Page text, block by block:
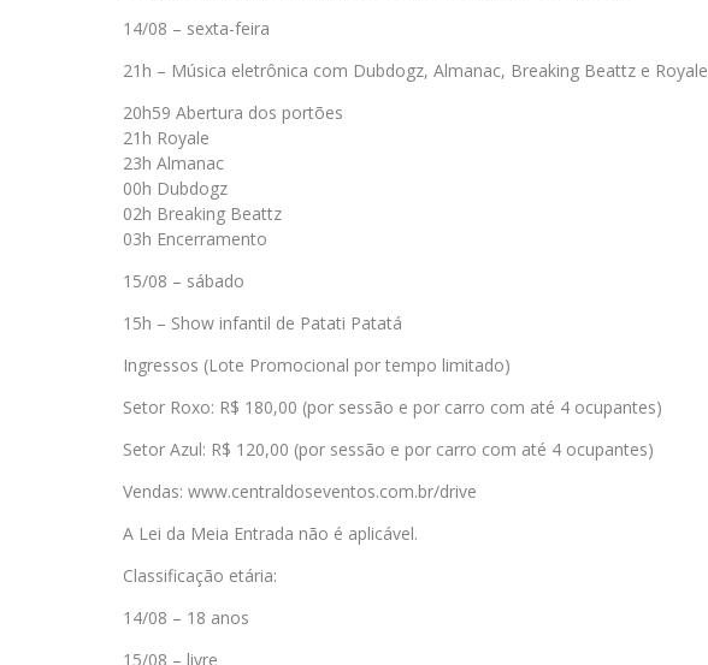
14/08 – sexta-feira
21h – Música eletrônica com Dubdogz, Almanac, Breaking Beattz e Royale
20h59 Abertura dos portões
21h Royale
23h Almanac
00h Dubdogz
02h Breaking Beattz
03h Encerramento
15/08 – sábado
15h – Show infantil de Patati Patatá
Ingressos (Lote Promocional por tempo limitado)
Setor Roxo: R$ 180,00 (por sessão e por carro com até 4 ocupantes)
Setor Azul: R$ 120,00 (por sessão e por carro com até 4 ocupantes)
Vendas: www.centraldoseventos.com.br/drive
A Lei da Meia Entrada não é aplicável.
Classificação etária:
14/08 – 18 anos
15/08 – livre